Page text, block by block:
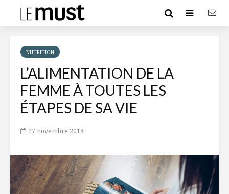
NUTRITION
L’ALIMENTATION DE LA
FEMME À TOUTES LES
ÉTAPES DE SA VIE
27 novembre 2018